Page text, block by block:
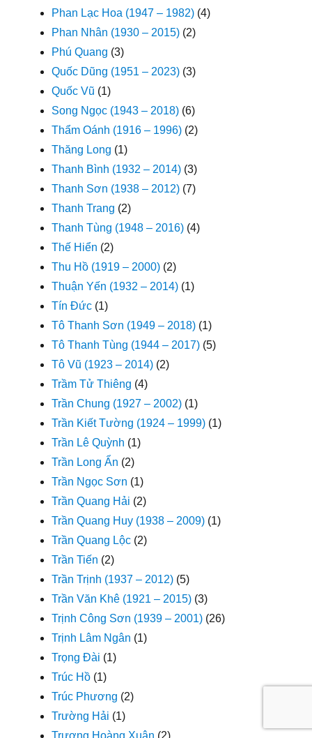
Phan Lạc Hoa (1947 – 1982) (4)
Phan Nhân (1930 – 2015) (2)
Phú Quang (3)
Quốc Dũng (1951 – 2023) (3)
Quốc Vũ (1)
Song Ngọc (1943 – 2018) (6)
Thẩm Oánh (1916 – 1996) (2)
Thăng Long (1)
Thanh Bình (1932 – 2014) (3)
Thanh Sơn (1938 – 2012) (7)
Thanh Trang (2)
Thanh Tùng (1948 – 2016) (4)
Thế Hiển (2)
Thu Hồ (1919 – 2000) (2)
Thuận Yến (1932 – 2014) (1)
Tín Đức (1)
Tô Thanh Sơn (1949 – 2018) (1)
Tô Thanh Tùng (1944 – 2017) (5)
Tô Vũ (1923 – 2014) (2)
Trầm Tử Thiêng (4)
Trần Chung (1927 – 2002) (1)
Trần Kiết Tường (1924 – 1999) (1)
Trần Lê Quỳnh (1)
Trần Long Ẩn (2)
Trần Ngọc Sơn (1)
Trần Quang Hải (2)
Trần Quang Huy (1938 – 2009) (1)
Trần Quang Lộc (2)
Trần Tiến (2)
Trần Trịnh (1937 – 2012) (5)
Trần Văn Khê (1921 – 2015) (3)
Trịnh Công Sơn (1939 – 2001) (26)
Trịnh Lâm Ngân (1)
Trọng Đài (1)
Trúc Hồ (1)
Trúc Phương (2)
Trường Hải (1)
Trương Hoàng Xuân (2)